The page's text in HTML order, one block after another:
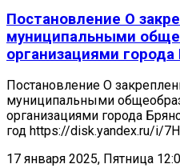
Постановление О
муниципальными
организациями города
Постановление О
муниципальными
организациями города
год https://disk.yandex.ru/i/
17 января 2025, Пятница